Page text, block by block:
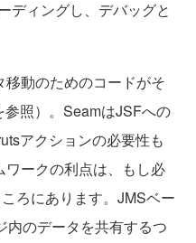
ディングし、デバッグと
動のためのコードがそ
照）。SeamはJSFへの
アクションの必要性も
ークの利点は、もし必
ろにあります。JMSベー
内のデータを共有するつ